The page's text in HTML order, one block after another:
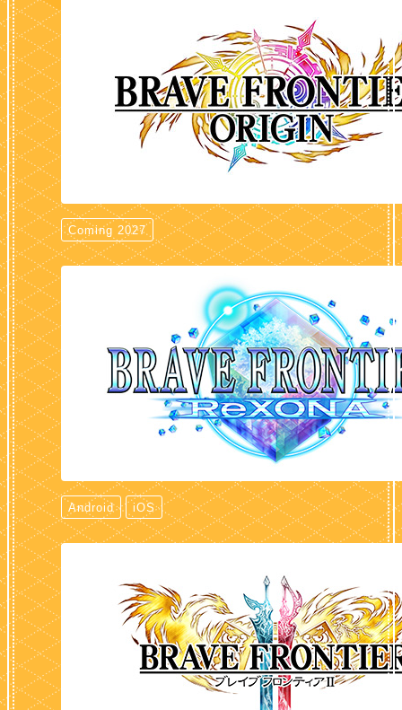
Coming 2027
Android iOS